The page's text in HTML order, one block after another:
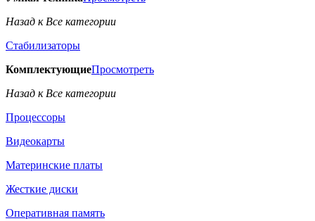
Назад к Все категории
Стабилизаторы
КомплектующиеПросмотреть
Назад к Все категории
Процессоры
Видеокарты
Материнские платы
Жесткие диски
Оперативная память